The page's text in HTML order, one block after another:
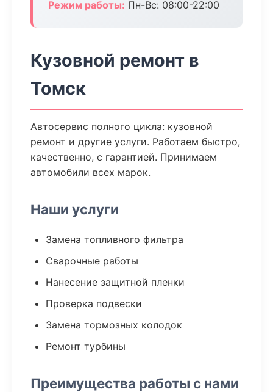
Режим работы: Пн-Вс: 08:00-22:00
Кузовной ремонт в
Томск
Автосервис полного цикла: кузовной
ремонт и другие услуги. Работаем быстро,
качественно, с гарантией. Принимаем
автомобили всех марок.
Наши услуги
Замена топливного фильтра
Сварочные работы
Нанесение защитной пленки
Проверка подвески
Замена тормозных колодок
Ремонт турбины
Преимущества работы с нами